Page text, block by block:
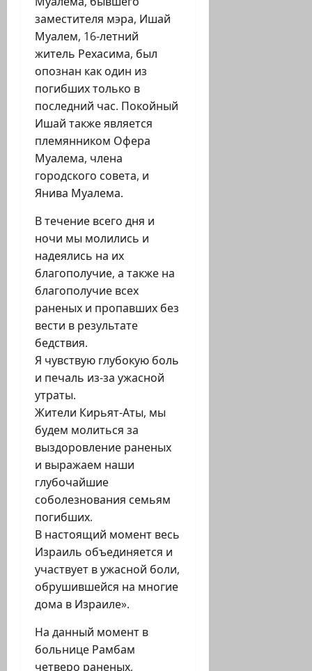
заместителя мэра, Ишай
Муалем, 16-летний
житель Рехасима, был
опознан как один из
погибших только в
последний час. Покойный
Ишай также является
племянником Офера
Муалема, члена
городского совета, и
Янива Муалема.
В течение всего дня и
ночи мы молились и
надеялись на их
благополучие, а также на
благополучие всех
раненых и пропавших без
вести в результате
бедствия.
Я чувствую глубокую боль
и печаль из-за ужасной
утраты.
Жители Кирьят-Аты, мы
будем молиться за
выздоровление раненых
и выражаем наши
глубочайшие
соболезнования семьям
погибших.
В настоящий момент весь
Израиль объединяется и
участвует в ужасной боли,
обрушившейся на многие
дома в Израиле».
На данный момент в
больнице Рамбам
четверо раненых,